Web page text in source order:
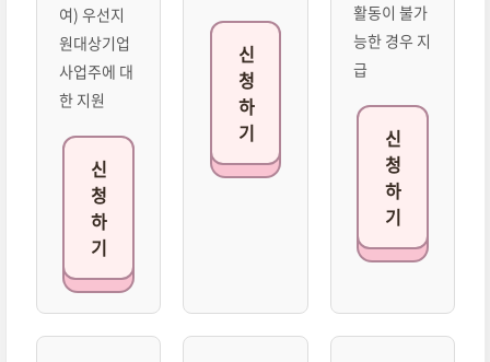
여) 우선지
원대상기업
사업주에 대
한 지원
신
청
하
기
신
청
하
기
활동이 불가
능한 경우 지
급
신
청
하
기